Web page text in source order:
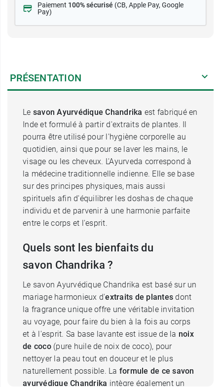
Paiement 100% sécurisé (CB, Apple Pay, Google
Pay)
PRÉSENTATION
Le savon Ayurvédique Chandrika est fabriqué en
Inde et formulé à partir d'extraits de plantes. Il
pourra être utilisé pour l'hygiène corporelle au
quotidien, ainsi que pour se laver les mains, le
visage ou les cheveux. L'Ayurveda correspond à
la médecine traditionnelle indienne. Elle se base
sur des principes physiques, mais aussi
spirituels afin d'équilibrer les doshas de chaque
individu et de parvenir à une harmonie parfaite
entre le corps et l'esprit.
Quels sont les bienfaits du
savon Chandrika ?
Le savon Ayurvédique Chandrika est basé sur un
mariage harmonieux d'extraits de plantes dont
la fragrance unique offre une véritable invitation
au voyage, pour faire du bien à la fois au corps
et à l'esprit. Sa base lavante est issue de la noix
de coco(pure huile de noix de coco), pour
nettoyer la peau tout en douceur et le plus
naturellement possible. La formule de ce savon
ayurvédique Chandrika intègre également un